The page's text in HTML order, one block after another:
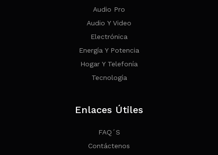
Audio Pro
Audio Y Video
Electrónica
Energía Y Potencia
Hogar Y Telefonía
Tecnología
Enlaces Útiles
FAQ´s
Contáctenos